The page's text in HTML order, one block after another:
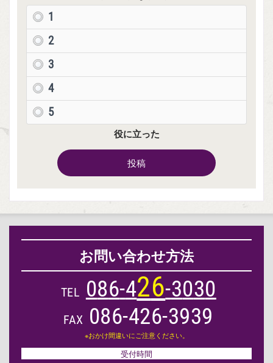
1
2
3
4
5
役に立った
投稿
お問い合わせ方法
TEL 086-426-3030
FAX 086-426-3939
※おかけ間違いにご注意ください。
受付時間